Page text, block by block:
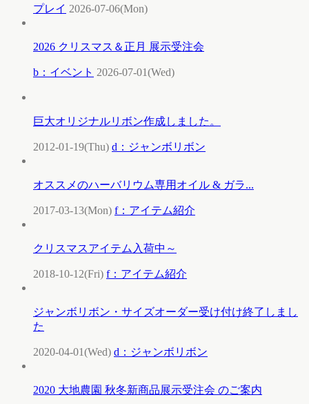
プレイ 2026-07-06(Mon)
2026 クリスマス＆正月 展示受注会
b：イベント 2026-07-01(Wed)
巨大オリジナルリボン作成しました。
2012-01-19(Thu) d：ジャンボリボン
オススメのハーバリウム専用オイル & ガラ...
2017-03-13(Mon) f：アイテム紹介
クリスマスアイテム入荷中～
2018-10-12(Fri) f：アイテム紹介
ジャンボリボン・サイズオーダー受け付け終了しまし
た
2020-04-01(Wed) d：ジャンボリボン
2020 大地農園 秋冬新商品展示受注会 のご案内